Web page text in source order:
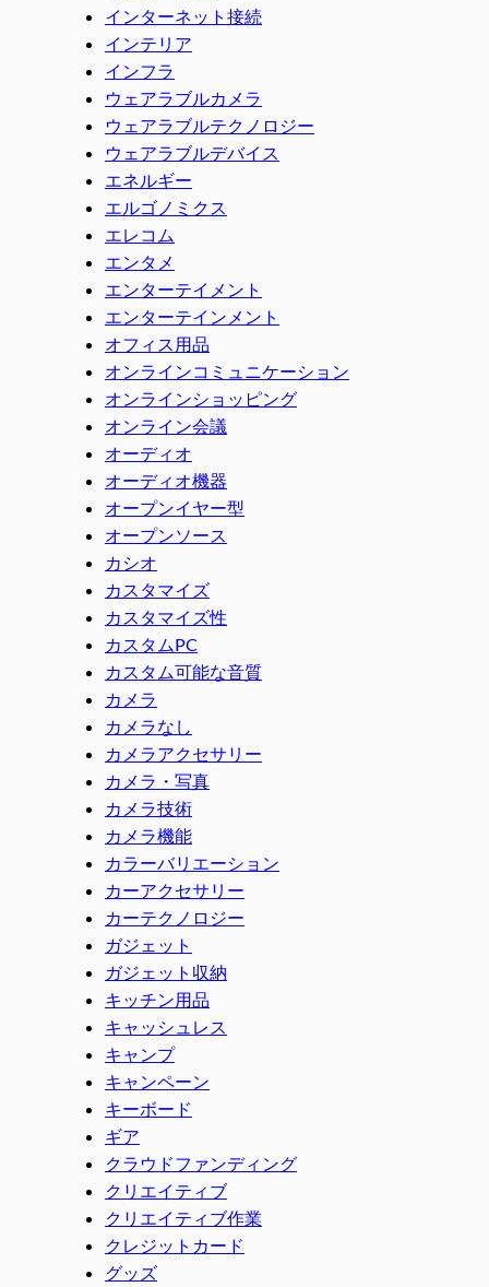
インターネット接続
インテリア
インフラ
ウェアラブルカメラ
ウェアラブルテクノロジー
ウェアラブルデバイス
エネルギー
エルゴノミクス
エレコム
エンタメ
エンターテイメント
エンターテインメント
オフィス用品
オンラインコミュニケーション
オンラインショッピング
オンライン会議
オーディオ
オーディオ機器
オープンイヤー型
オープンソース
カシオ
カスタマイズ
カスタマイズ性
カスタムPC
カスタム可能な音質
カメラ
カメラなし
カメラアクセサリー
カメラ・写真
カメラ技術
カメラ機能
カラーバリエーション
カーアクセサリー
カーテクノロジー
ガジェット
ガジェット収納
キッチン用品
キャッシュレス
キャンプ
キャンペーン
キーボード
ギア
クラウドファンディング
クリエイティブ
クリエイティブ作業
クレジットカード
グッズ